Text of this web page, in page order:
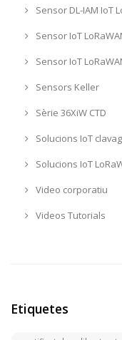
Sensor DL-IAM IoT
Sensor IoT
Sensor IoT
Sensors Keller
Sèrie 36XiW CTD
Solucions IoT
Solucions IoT
Video corporatiu
Videos Tutorials
Etiquetes